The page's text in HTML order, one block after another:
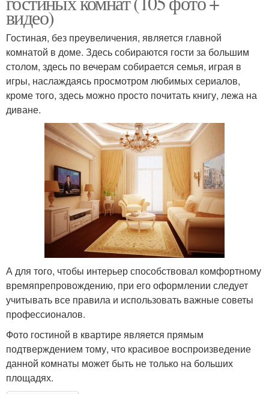
видео)
Гостиная, без преувеличения, является главной
комнатой в доме. Здесь собираются гости за большим
столом, здесь по вечерам собирается семья, играя в
игры, наслаждаясь просмотром любимых сериалов,
кроме того, здесь можно просто почитать книгу, лежа на
диване.
А для того, чтобы интерьер способствовал комфортному
времяпрепровождению, при его оформлении следует
учитывать все правила и использовать важные советы
профессионалов.
Фото гостиной в квартире является прямым
подтверждением тому, что красивое воспроизведение
данной комнаты может быть не только на больших
площадях.